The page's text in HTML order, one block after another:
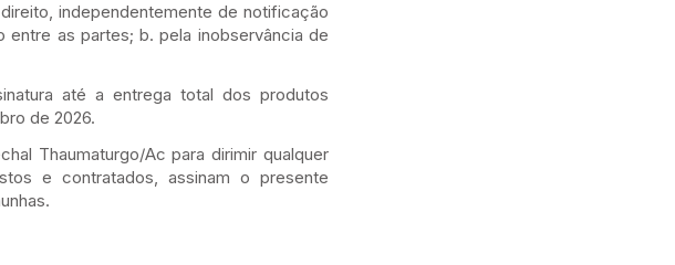
independentemente de notificação
as partes; b. pela inobservância de
até a entrega total dos produtos
de 2026.
Thaumaturgo/Ac para dirimir qualquer
e contratados, assinam o presente